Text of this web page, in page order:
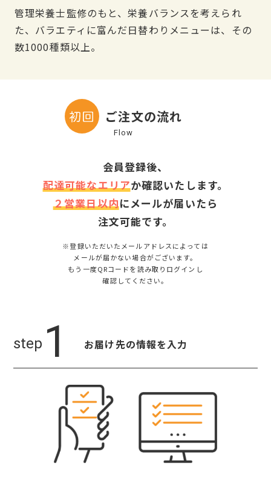
管理栄養士監修のもと、栄養バランスを考えられ
た、バラエティに富んだ日替わりメニューは、その
数1000種類以上。
ご注文の流れ
会員登録後、
配達可能なエリアか確認いたします。
２営業日以内にメールが届いたら
注文可能です。
※登録いただいたメールアドレスによっては
メールが届かない場合がございます。
もう一度QRコードを読み取りログインし
確認してください。
お届け先の情報を入力